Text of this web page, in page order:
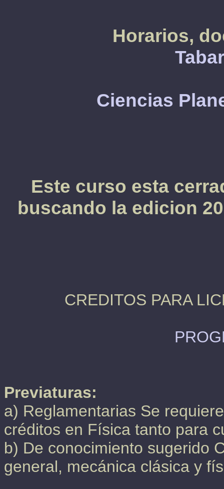
Horarios,
Ciencias
Este curso esta
buscando la edicion
CREDITOS PARA
Previaturas:
a) Reglamentarias Se
créditos en Física tanto para
b) De conocimiento sugerido
general, mecánica clásica y